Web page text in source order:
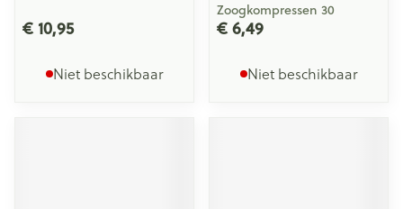
€ 10,95
Niet beschikbaar
Zoogkompressen 30
€ 6,49
Niet beschikbaar